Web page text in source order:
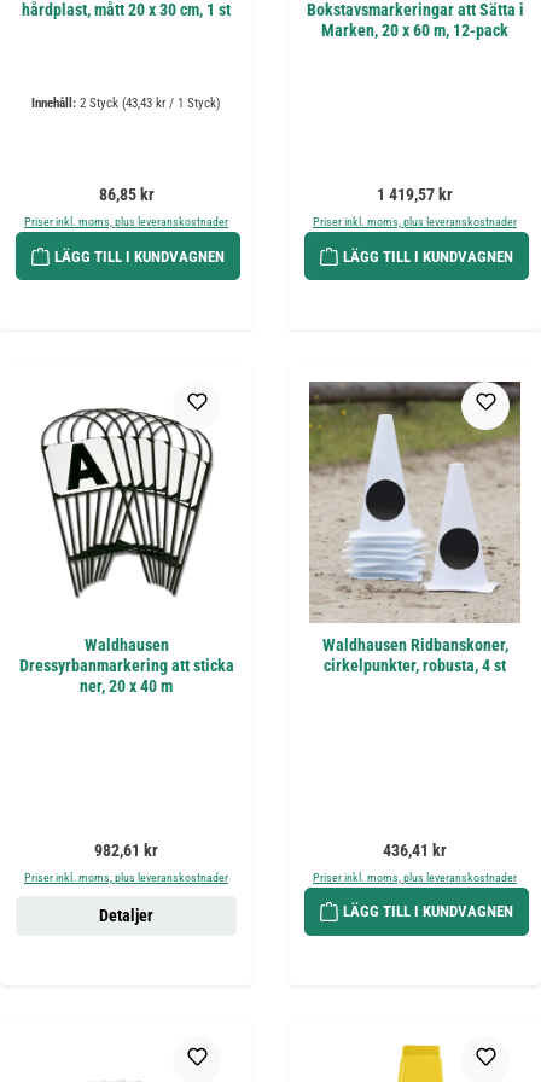
hårdplast, mått 20 x 30 cm, 1 st
Innehåll: 2 Styck (43,43 kr / 1 Styck)
Ordinarie pris:
86,85 kr
Priser inkl. moms, plus leveranskostnader
LÄGG TILL I KUNDVAGNEN
Bokstavsmarkeringar att Sätta i
Marken, 20 x 60 m, 12-pack
Ordinarie pris:
1 419,57 kr
Priser inkl. moms, plus leveranskostnader
LÄGG TILL I KUNDVAGNEN
Waldhausen
Dressyrbanmarkering att sticka
ner, 20 x 40 m
Ordinarie pris:
982,61 kr
Priser inkl. moms, plus leveranskostnader
Detaljer
Waldhausen Ridbanskoner,
cirkelpunkter, robusta, 4 st
Ordinarie pris:
436,41 kr
Priser inkl. moms, plus leveranskostnader
LÄGG TILL I KUNDVAGNEN